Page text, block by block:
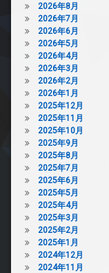
駐
車
場
駐
輪
場
ッ
ク
ス
敷
地
内
ゴ
ミ
置
き
場
防
犯
カ
メ
ラ
駐
輪
場
オ
ー
ト
ロ
ッ
ク
デ
ザ
イ
ナ
ー
ズ
バ
イ
ク
置
き
場
2026年8月
2026年7月
2026年6月
2026年5月
2026年4月
2026年3月
2026年2月
2026年1月
2025年12月
2025年11月
2025年10月
2025年9月
2025年8月
2025年7月
2025年6月
2025年5月
2025年4月
2025年3月
2025年2月
2025年1月
2024年12月
2024年11月